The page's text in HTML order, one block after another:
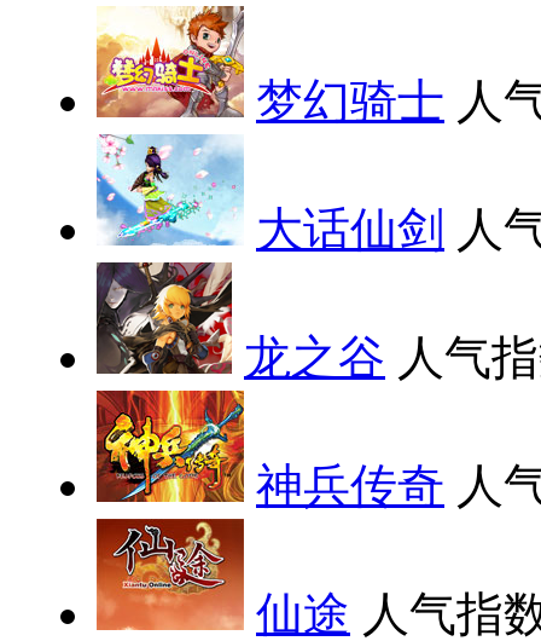
梦幻骑士 人
大话仙剑 人
龙之谷 人气
神兵传奇 人
仙途 人气指